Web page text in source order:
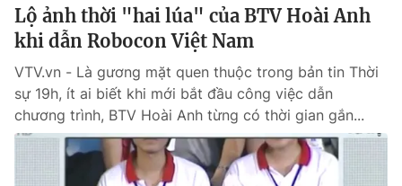
Lộ ảnh thời "hai lúa" của BTV Hoài Anh
khi dẫn Robocon Việt Nam
VTV.vn - Là gương mặt quen thuộc trong bản tin Thời
sự 19h, ít ai biết khi mới bắt đầu công việc dẫn
chương trình, BTV Hoài Anh từng có thời gian gắn...